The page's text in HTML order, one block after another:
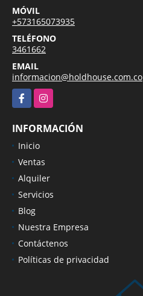
MÓVIL
+573165073935
TELÉFONO
3461662
EMAIL
informacion@holdhouse.com.co
FacebookInstagram
INFORMACIÓN
Inicio
Ventas
Alquiler
Servicios
Blog
Nuestra Empresa
Contáctenos
Políticas de privacidad